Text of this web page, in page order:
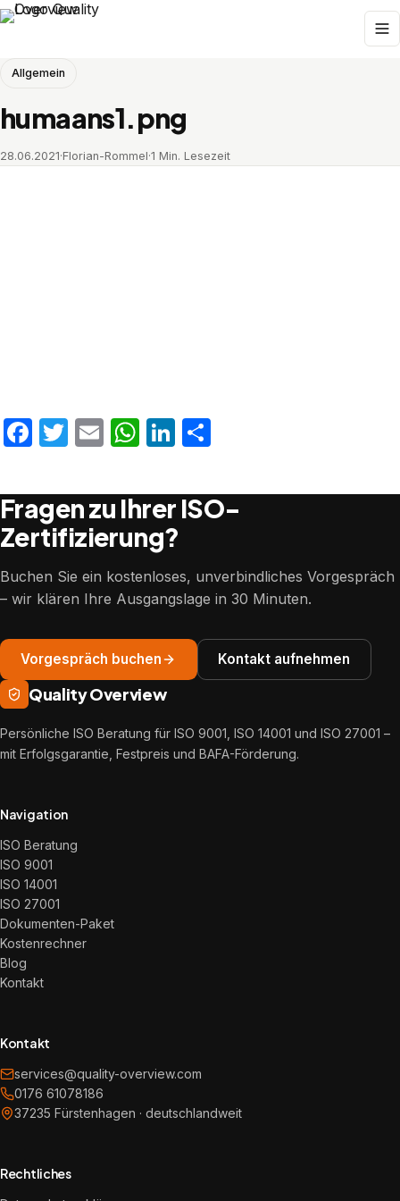
Allgemein
humaans1.png
28.06.2021·Florian-Rommel·1 Min. Lesezeit
Facebook
Twitter
EmailWhatsApp
LinkedIn
Fragen zu Ihrer ISO-
Zertifizierung?
Buchen Sie ein kostenloses, unverbindliches Vorgespräch
– wir klären Ihre Ausgangslage in 30 Minuten.
Vorgespräch buchen Kontakt aufnehmen
Quality Overview
Persönliche ISO Beratung für ISO 9001, ISO 14001 und ISO 27001 –
mit Erfolgsgarantie, Festpreis und BAFA-Förderung.
Navigation
ISO Beratung
ISO 9001
ISO 14001
ISO 27001
Dokumenten-Paket
Kostenrechner
Blog
Kontakt
Kontakt
services@quality-overview.com
0176 61078186
37235 Fürstenhagen · deutschlandweit
Rechtliches